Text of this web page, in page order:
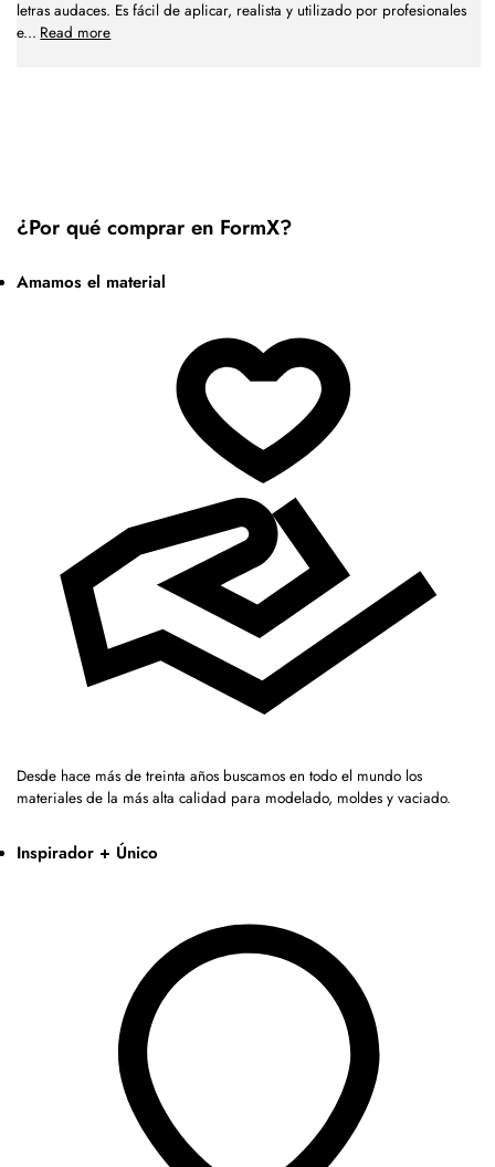
letras audaces. Es fácil de aplicar, realista y utilizado por profesionales
e... Read more
¿Por qué comprar en FormX?
Amamos el material
Desde hace más de treinta años buscamos en todo el mundo los
materiales de la más alta calidad para modelado, moldes y vaciado.
Inspirador + Único